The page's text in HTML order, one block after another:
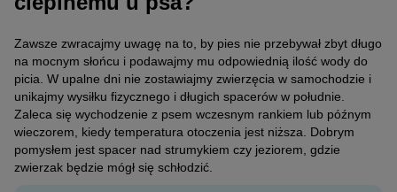
Zawsze zwracajmy uwagę na to, by pies nie przebywał zbyt długo
na mocnym słońcu i podawajmy mu odpowiednią ilość wody do
picia. W upalne dni nie zostawiajmy zwierzęcia w samochodzie i
unikajmy wysiłku fizycznego i długich spacerów w południe.
Zaleca się wychodzenie z psem wczesnym rankiem lub późnym
wieczorem, kiedy temperatura otoczenia jest niższa. Dobrym
pomysłem jest spacer nad strumykiem czy jeziorem, gdzie
zwierzak będzie mógł się schłodzić.